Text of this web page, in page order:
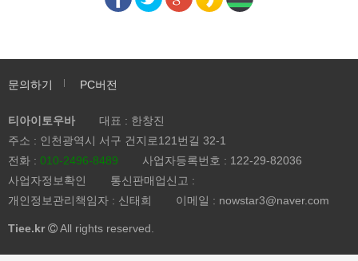
문의하기 PC버전
티아이토우바
대표 : 한창진
주소 : 인천광역시 서구 건지로121번길 32-1
전화 : 010-2496-8489
사업자등록번호 : 122-29-82036
사업자정보확인
통신판매업신고 :
개인정보관리책임자 : 신태희
이메일 : nowstar3@naver.com
Tiee.kr All rights reserved.